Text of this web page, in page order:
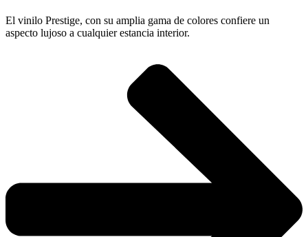
El vinilo Prestige, con su amplia gama de colores confiere un
aspecto lujoso a cualquier estancia interior.